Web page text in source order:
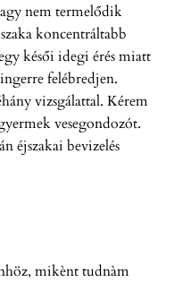
nem termelődik
koncentráltabb
késői idegi érés miatt
felébredjen.
vizsgálattal. Kérem
vesegondozót.
éjszakai bevizelés
mikènt tudnàm